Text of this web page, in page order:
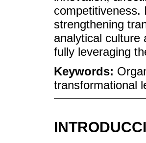
competitiveness.
strengthening
analytical culture
fully leveraging
Keywords:
transformational